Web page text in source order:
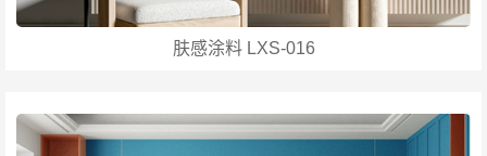
肤感涂料 LXS-016